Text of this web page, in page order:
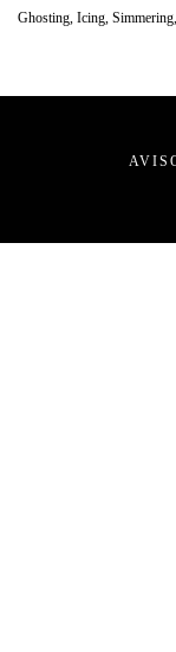
Ghosting, Icing,